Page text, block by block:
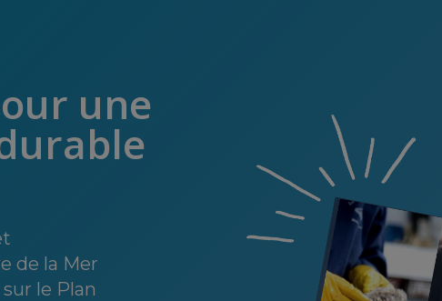
une
de la Mer
le Plan